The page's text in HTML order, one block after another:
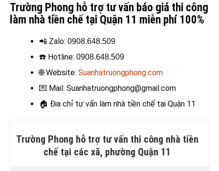
Trường Phong hỗ trợ tư vấn báo giá thi công
làm nhà tiền chế tại Quận 11 miễn phí 100%
📲 Zalo: 0908.648.509
☎️ Hotline: 0908.648.509
🌐 Website: Suanhatruongphong.com
💌 Mail: Suanhatruongphong@gmail.com
🏠 Đia chỉ tư vấn làm nhà tiền chế tại Quận 11
Trường Phong hỗ trợ tư vấn thi công nhà tiền
chế tại các xã, phường Quận 11